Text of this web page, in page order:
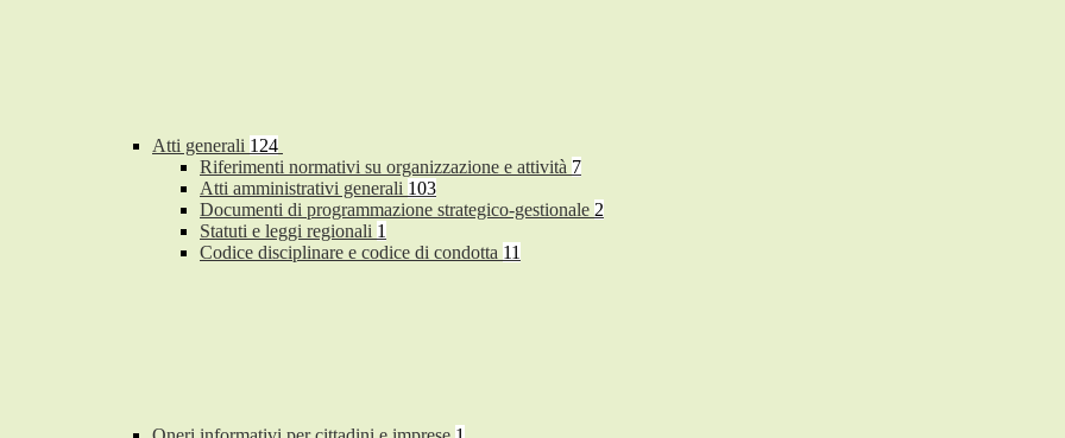
Atti generali 124
Riferimenti normativi su organizzazione e attività 7
Atti amministrativi generali 103
Documenti di programmazione strategico-gestionale 2
Statuti e leggi regionali 1
Codice disciplinare e codice di condotta 11